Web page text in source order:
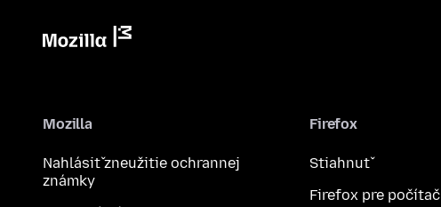
Mozilla
Nahlásiť zneužitie ochrannej
známky
Firefox
Stiahnuť
Firefox pre počítač